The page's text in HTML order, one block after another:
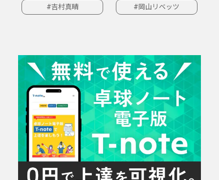
#吉村真晴 #岡山リベッツ